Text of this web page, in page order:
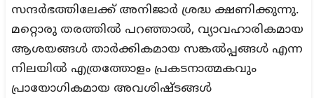
സന്ദർഭത്തിലേക്ക് അനിജാർ ശ്രദ്ധ ക്ഷണിക്കുന്നു.
മറ്റൊരു തരത്തിൽ പറഞ്ഞാൽ, വ്യാവഹാരികമായ
ആശയങ്ങൾ താര്‍ക്കികമായ സങ്കൽപ്പങ്ങൾ എന്ന
നിലയിൽ എത്രത്തോളം പ്രകടനാത്മകവും
പ്രായോഗികമായ അവശിഷ്ടങ്ങൾ